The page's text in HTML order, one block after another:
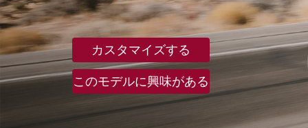
カスタマイズする
このモデルに興味がある